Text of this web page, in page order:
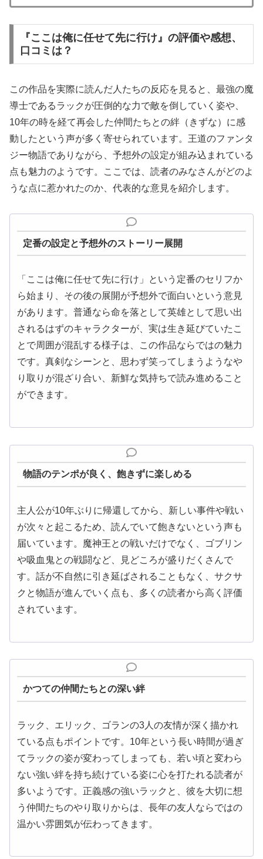
『ここは俺に任せて先に行け』の評価や感想、
口コミは？
この作品を実際に読んだ人たちの反応を見ると、最強の魔
導士であるラックが圧倒的な力で敵を倒していく姿や、
10年の時を経て再会した仲間たちとの絆（きずな）に感
動したという声が多く寄せられています。王道のファンタ
ジー物語でありながら、予想外の設定が組み込まれている
点も魅力のようです。ここでは、読者のみなさんがどのよ
うな点に惹かれたのか、代表的な意見を紹介します。
定番の設定と予想外のストーリー展開
「ここは俺に任せて先に行け」という定番のセリフか
ら始まり、その後の展開が予想外で面白いという意見
があります。普通なら命を落として英雄として思い出
されるはずのキャラクターが、実は生き延びていたこ
とで周囲が混乱する様子は、この作品ならではの魅力
です。真剣なシーンと、思わず笑ってしまうようなや
り取りが混ざり合い、新鮮な気持ちで読み進めること
ができます。
物語のテンポが良く、飽きずに楽しめる
主人公が10年ぶりに帰還してから、新しい事件や戦い
が次々と起こるため、読んでいて飽きないという声も
届いています。魔神王との戦いだけでなく、ゴブリン
や吸血鬼との戦闘など、見どころが盛りだくさんで
す。話が不自然に引き延ばされることもなく、サクサ
クと物語が進んでいく点も、多くの読者から高く評価
されています。
かつての仲間たちとの深い絆
ラック、エリック、ゴランの3人の友情が深く描かれ
ている点もポイントです。10年という長い時間が過ぎ
てラックの姿が変わってしまっても、若い頃と変わら
ない強い絆を持ち続けている姿に心を打たれる読者が
多いようです。正義感の強いラックと、彼を大切に想
う仲間たちのやり取りからは、長年の友人ならではの
温かい雰囲気が伝わってきます。